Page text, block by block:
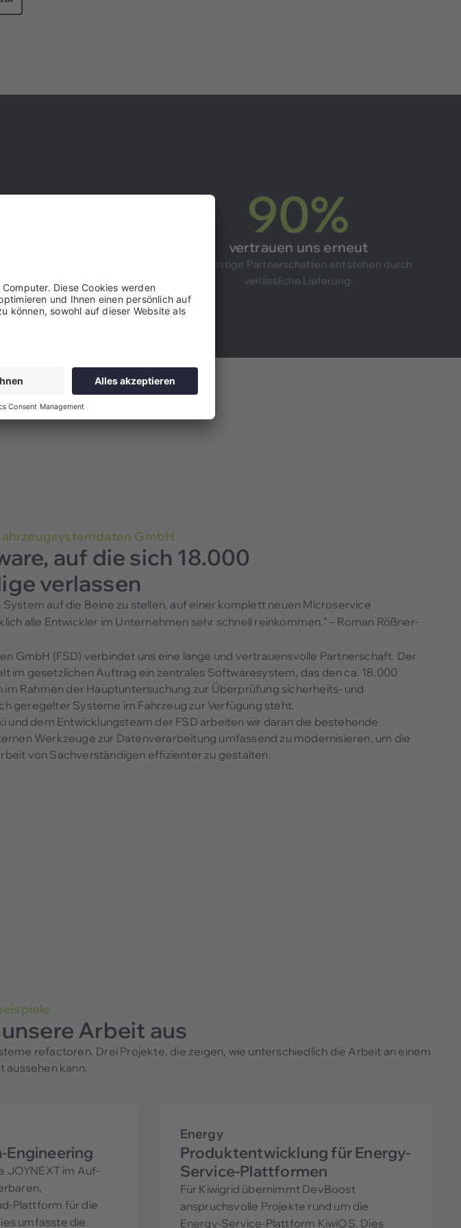
+
SaaS, Energy und
90%
vertrauen uns erneut
Langfristige Partnerschaften entstehen durch
verlässliche Lieferung.
GmbH
auf die sich 18.000
verlassen
System auf die Beine zu stellen, auf einer komplett neuen Microservice
alle Entwickler im Unternehmen sehr schnell reinkommen." – Roman Rößner-
GmbH (FSD) verbindet uns eine lange und vertrauensvolle Partnerschaft. Der
im gesetzlichen Auftrag ein zentrales Softwaresystem, das den ca. 18.000
Rahmen der Hauptuntersuchung zur Überprüfung sicherheits- und
geregelter Systeme im Fahrzeug zur Verfügung steht.
und dem Entwicklungsteam der FSD arbeiten wir daran die bestehende
Werkzeuge zur Datenverarbeitung umfassend zu modernisieren, um die
von Sachverständigen effizienter zu gestalten.
Arbeit aus
refactoren. Drei Projekte, die zeigen, wie unterschiedlich die Arbeit an einem
kann.
im Auf-
Plattform für die
umfasste die
Energy
Produktentwicklung für Energy-
Service-Plattformen
Für Kiwigrid übernimmt DevBoost
anspruchsvolle Projekte rund um die
Energy-Service-Plattform KiwiOS. Dies